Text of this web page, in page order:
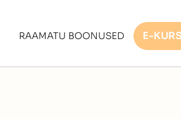
RAAMATU BOONUSED E-